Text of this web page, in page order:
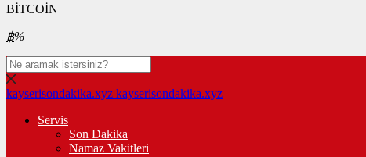
BİTCOİN
฿%
kayserisondakika.xyz kayserisondakika.xyz
Servis
Son Dakika
Namaz Vakitleri